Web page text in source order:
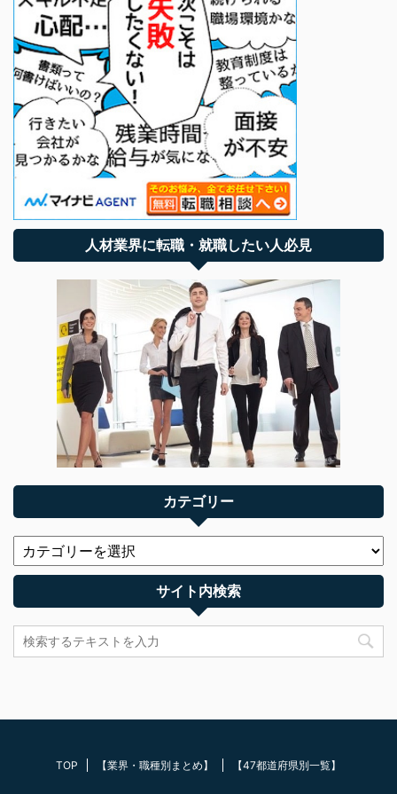
人材業界に転職・就職したい人必見
カテゴリー
サイト内検索
TOP 【業界・職種別まとめ】 【47都道府県別一覧】